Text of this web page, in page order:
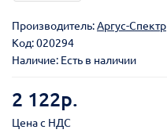
Производитель:Аргус-Спектр
Код:020294
Наличие: Есть в наличии
2 122р.
Цена с НДС